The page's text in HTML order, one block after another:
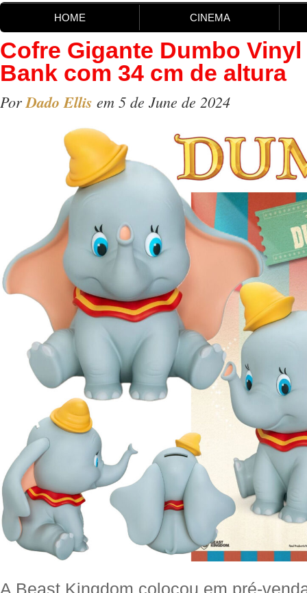
HOME CINEMA
Cofre Gigante Dumbo
Bank com 34 cm de altura
PorDado Ellis em 5 de June de 2024
A Beast Kingdom colocou em pré-